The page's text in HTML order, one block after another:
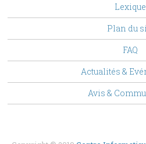
Lexique
Plan du
FAQ
Actualités &
Avis &